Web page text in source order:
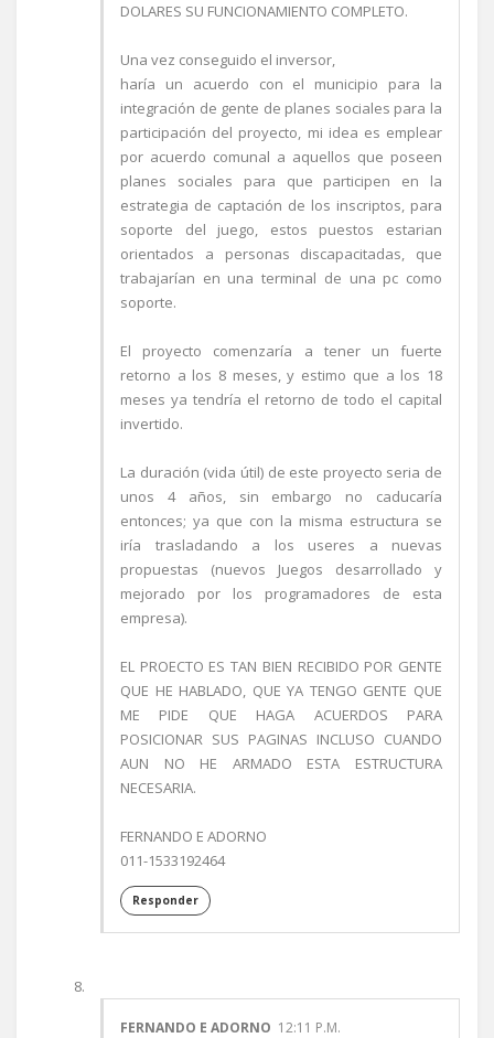
DOLARES SU FUNCIONAMIENTO COMPLETO.
Una vez conseguido el inversor,
haría un acuerdo con el municipio para la
integración de gente de planes sociales para la
participación del proyecto, mi idea es emplear
por acuerdo comunal a aquellos que poseen
planes sociales para que participen en la
estrategia de captación de los inscriptos, para
soporte del juego, estos puestos estarian
orientados a personas discapacitadas, que
trabajarían en una terminal de una pc como
soporte.
El proyecto comenzaría a tener un fuerte
retorno a los 8 meses, y estimo que a los 18
meses ya tendría el retorno de todo el capital
invertido.
La duración (vida útil) de este proyecto seria de
unos 4 años, sin embargo no caducaría
entonces; ya que con la misma estructura se
iría trasladando a los useres a nuevas
propuestas (nuevos Juegos desarrollado y
mejorado por los programadores de esta
empresa).
EL PROECTO ES TAN BIEN RECIBIDO POR GENTE
QUE HE HABLADO, QUE YA TENGO GENTE QUE
ME PIDE QUE HAGA ACUERDOS PARA
POSICIONAR SUS PAGINAS INCLUSO CUANDO
AUN NO HE ARMADO ESTA ESTRUCTURA
NECESARIA.
FERNANDO E ADORNO
011-1533192464
Responder
FERNANDO E ADORNO 12:11 P.M.